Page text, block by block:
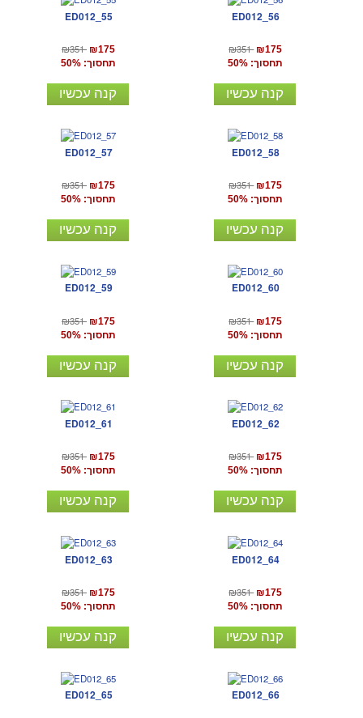
ED012_55
₪351 ₪175
תחסוך: 50%
קנה עכשיו
ED012_56
₪351 ₪175
תחסוך: 50%
קנה עכשיו
ED012_57
₪351 ₪175
תחסוך: 50%
קנה עכשיו
ED012_58
₪351 ₪175
תחסוך: 50%
קנה עכשיו
ED012_59
₪351 ₪175
תחסוך: 50%
קנה עכשיו
ED012_60
₪351 ₪175
תחסוך: 50%
קנה עכשיו
ED012_61
₪351 ₪175
תחסוך: 50%
קנה עכשיו
ED012_62
₪351 ₪175
תחסוך: 50%
קנה עכשיו
ED012_63
₪351 ₪175
תחסוך: 50%
קנה עכשיו
ED012_64
₪351 ₪175
תחסוך: 50%
קנה עכשיו
ED012_65 ED012_66